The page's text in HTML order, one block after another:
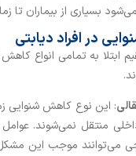
بسیاری از بیماران تا
در افراد دیابتی
ابتلا به تمامی انواع
: این نوع کاهش شنوایی
منتقل نمی‌شوند.
می‌توانند موجب این